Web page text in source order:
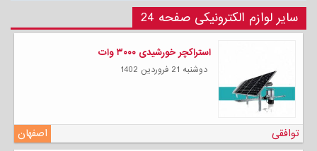
سایر لوازم الکترونیکی صفحه 24
استراکچر خورشیدی ۳۰۰۰ وات
دوشنبه 21 فروردين 1402
اصفهان توافقی